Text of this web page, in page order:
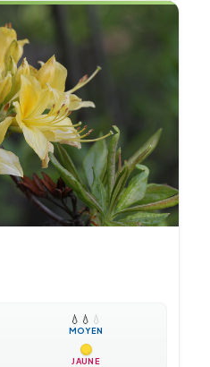
💧 💧 💧
MOYEN
JAUNE